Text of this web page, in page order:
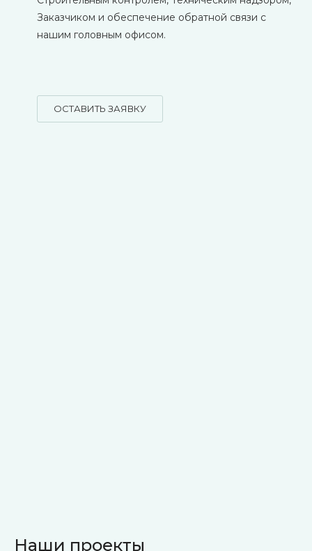
Заказчиком и обеспечение обратной связи с
нашим головным офисом.
ОСТАВИТЬ ЗАЯВКУ
Наши проекты